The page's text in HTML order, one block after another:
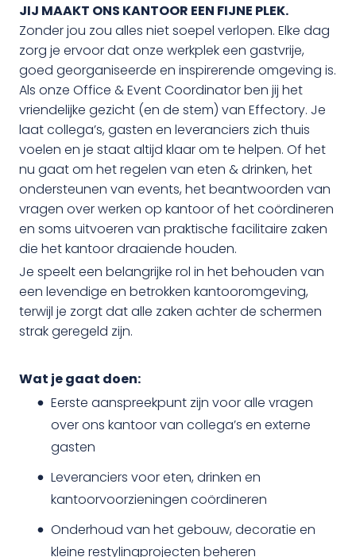
JIJ MAAKT ONS KANTOOR EEN FIJNE PLEK.
Zonder jou zou alles niet soepel verlopen. Elke dag
zorg je ervoor dat onze werkplek een gastvrije,
goed georganiseerde en inspirerende omgeving is.
Als onze Office & Event Coordinator ben jij het
vriendelijke gezicht (en de stem) van Effectory. Je
laat collega’s, gasten en leveranciers zich thuis
voelen en je staat altijd klaar om te helpen. Of het
nu gaat om het regelen van eten & drinken, het
ondersteunen van events, het beantwoorden van
vragen over werken op kantoor of het coördineren
en soms uitvoeren van praktische facilitaire zaken
die het kantoor draaiende houden.
Je speelt een belangrijke rol in het behouden van
een levendige en betrokken kantooromgeving,
terwijl je zorgt dat alle zaken achter de schermen
strak geregeld zijn.
Wat je gaat doen:
Eerste aanspreekpunt zijn voor alle vragen
over ons kantoor van collega’s en externe
gasten
Leveranciers voor eten, drinken en
kantoorvoorzieningen coördineren
Onderhoud van het gebouw, decoratie en
kleine restylingprojecten beheren